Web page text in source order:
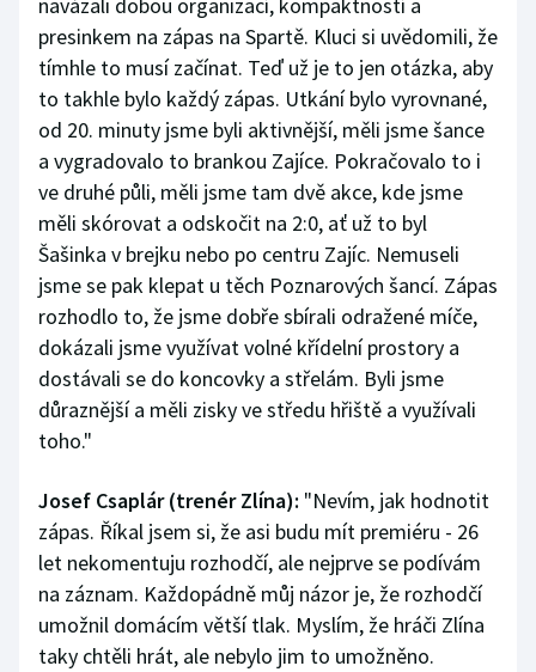
navázali dobou organizací, kompaktností a
presinkem na zápas na Spartě. Kluci si uvědomili, že
tímhle to musí začínat. Teď už je to jen otázka, aby
to takhle bylo každý zápas. Utkání bylo vyrovnané,
od 20. minuty jsme byli aktivnější, měli jsme šance
a vygradovalo to brankou Zajíce. Pokračovalo to i
ve druhé půli, měli jsme tam dvě akce, kde jsme
měli skórovat a odskočit na 2:0, ať už to byl
Šašinka v brejku nebo po centru Zajíc. Nemuseli
jsme se pak klepat u těch Poznarových šancí. Zápas
rozhodlo to, že jsme dobře sbírali odražené míče,
dokázali jsme využívat volné křídelní prostory a
dostávali se do koncovky a střelám. Byli jsme
důraznější a měli zisky ve středu hřiště a využívali
toho."
Josef Csaplár (trenér Zlína): "Nevím, jak hodnotit
zápas. Říkal jsem si, že asi budu mít premiéru - 26
let nekomentuju rozhodčí, ale nejprve se podívám
na záznam. Každopádně můj názor je, že rozhodčí
umožnil domácím větší tlak. Myslím, že hráči Zlína
taky chtěli hrát, ale nebylo jim to umožněno.